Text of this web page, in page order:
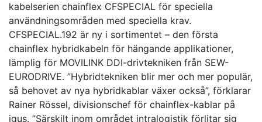
kabelserien chainflex CFSPECIAL för speciella
användningsområden med speciella krav.
CFSPECIAL.192 är ny i sortimentet – den första
chainflex hybridkabeln för hängande applikationer,
lämplig för MOVILINK DDI-drivtekniken från SEW-
EURODRIVE. ”Hybridtekniken blir mer och mer populär,
så behovet av nya hybridkablar växer också”, förklarar
Rainer Rössel, divisionschef för chainflex-kablar på
igus. ”Särskilt inom området intralogistik förlitar sig